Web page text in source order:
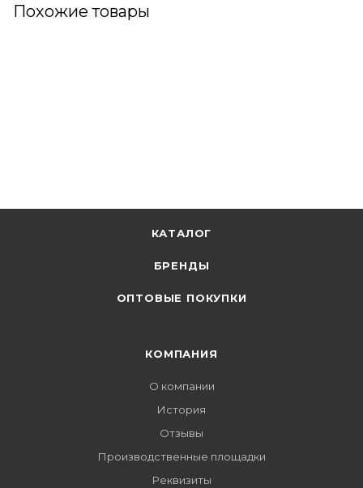
Похожие товары
КАТАЛОГ
БРЕНДЫ
ОПТОВЫЕ ПОКУПКИ
КОМПАНИЯ
О компании
История
Отзывы
Производственные площадки
Реквизиты